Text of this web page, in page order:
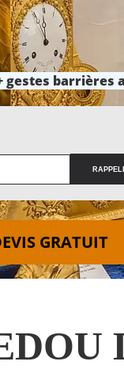
gestes barrières
GRATUIT